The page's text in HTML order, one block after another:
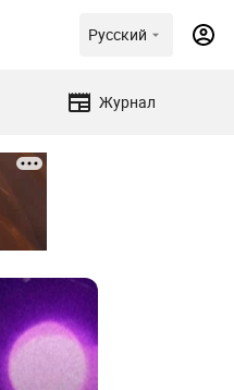
Русский
Журнал